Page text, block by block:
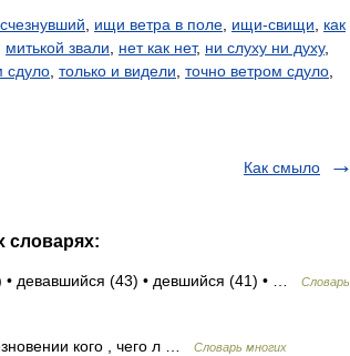
ищи ветра в поле ищи-свищи
как
митькой звали нет как нет, ни слуху ни духу,
сдуло только и видели точно ветром сдуло
Как смыло
словарях:
девавшийся (43) • девшийся (41) • …
Словарь
кого , чего л …
Словарь многих